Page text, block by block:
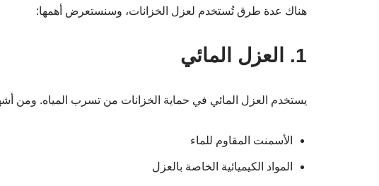
هناك عدة طرق تُستخدم لعزل الخزانات، وسنستعرض أهمها:
1. العزل المائي
يستخدم العزل المائي في حماية الخزانات من تسرب المياه. ومن
الأسمنت المقاوم للماء
المواد الكيميائية الخاصة بالعزل